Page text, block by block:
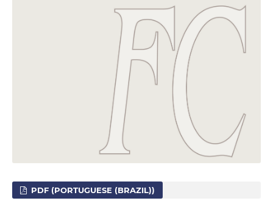
PDF (PORTUGUESE (BRAZIL))